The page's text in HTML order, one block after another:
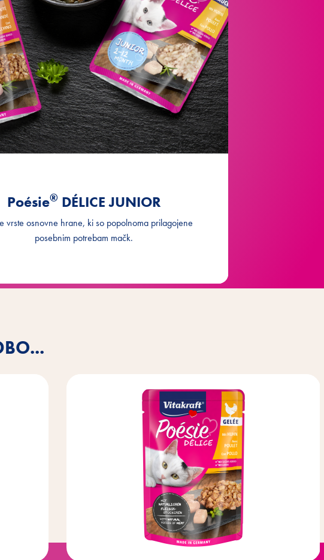
Poésie® DÉLICE JUNIOR
vrste osnovne hrane, ki so popolnoma prilagojene
posebnim potrebam mačk.